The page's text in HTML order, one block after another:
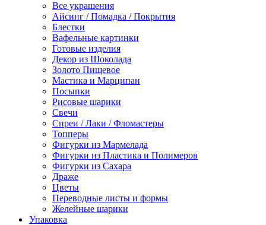
Все украшения
Айсинг / Помадка / Покрытия
Блестки
Вафельные картинки
Готовые изделия
Декор из Шоколада
Золото Пищевое
Мастика и Марципан
Посыпки
Рисовые шарики
Свечи
Спреи / Лаки / Фломастеры
Топперы
Фигурки из Мармелада
Фигурки из Пластика и Полимеров
Фигурки из Сахара
Драже
Цветы
Переводные листы и формы
Желейные шарики
Упаковка